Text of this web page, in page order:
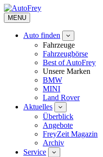
MENU
Auto finden
Fahrzeuge
Fahrzeugbörse
Best of AutoFrey
Unsere Marken
BMW
MINI
Land Rover
Aktuelles
Überblick
Angebote
FreyZeit Magazin
Archiv
Service